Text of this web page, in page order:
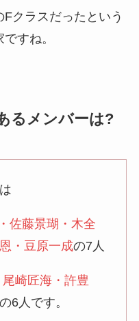
クラスだったという
すね。
るメンバーは?
佐藤景瑚・木全
・豆原一成の7人
崎匠海・許豊
6人です。